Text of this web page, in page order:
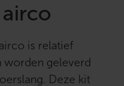
is relatief
worden geleverd
Deze kit